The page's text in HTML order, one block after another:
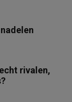
rivalen,